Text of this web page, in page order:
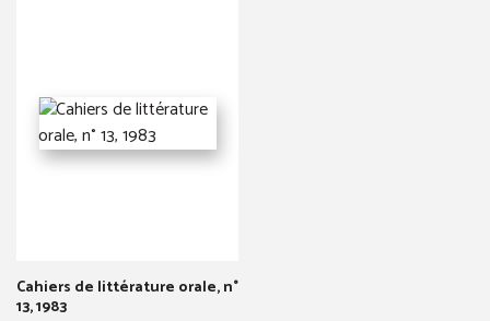
Cahiers de littérature orale, n°
13, 1983